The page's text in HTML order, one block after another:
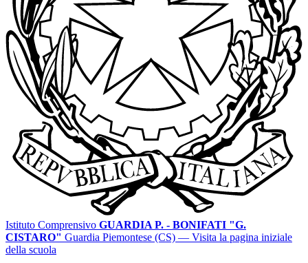
Istituto Comprensivo GUARDIA P. - BONIFATI "G.
CISTARO" Guardia Piemontese (CS) — Visita la pagina iniziale
della scuola